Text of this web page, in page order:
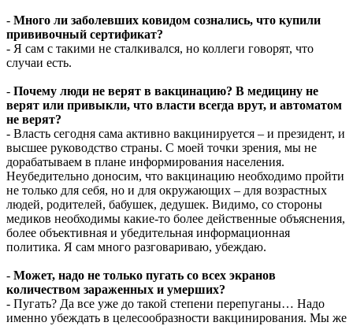
- Много ли заболевших ковидом сознались, что купили
прививочный сертификат?
- Я сам с такими не сталкивался, но коллеги говорят, что
случаи есть.
- Почему люди не верят в вакцинацию? В медицину не
верят или привыкли, что власти всегда врут, и автоматом
не верят?
- Власть сегодня сама активно вакцинируется – и президент, и
высшее руководство страны. С моей точки зрения, мы не
дорабатываем в плане информирования населения.
Неубедительно доносим, что вакцинацию необходимо пройти
не только для себя, но и для окружающих – для возрастных
людей, родителей, бабушек, дедушек. Видимо, со стороны
медиков необходимы какие-то более действенные объяснения,
более объективная и убедительная информационная
политика. Я сам много разговариваю, убеждаю.
- Может, надо не только пугать со всех экранов
количеством зараженных и умерших?
- Пугать? Да все уже до такой степени перепуганы… Надо
именно убеждать в целесообразности вакцинирования. Мы же